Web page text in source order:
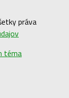
práva
téma